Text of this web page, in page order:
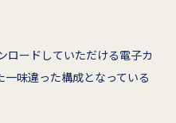
ロードしていただける電子カ
味違った構成となっている